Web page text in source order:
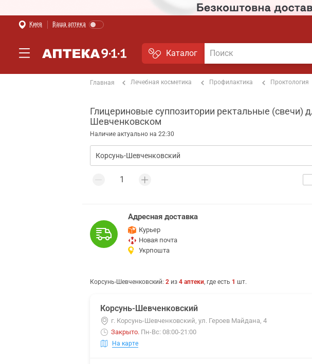
Киев Ваша аптека
Каталог
Главная Лечебная косметика Профилактика Проктология
Глицериновые суппозитории ректальные (свечи)
Шевченковском
Наличие актуально на 22:30
Адресная доставка
Курьер
Новая почта
Укрпошта
Корсунь-Шевченковский: 2 из 4 аптеки, где есть 1 шт.
Корсунь-Шевченковский
г. Корсунь-Шевченковский, ул. Героев Майдана, 4
Закрыто. Пн-Вс: 08:00-21:00
На карте